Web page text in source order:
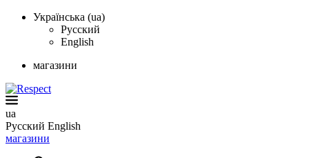
Українська (ua)
Русский
English
магазини
ua
Русский English
магазини